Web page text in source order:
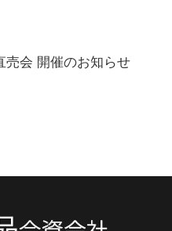
売会 開催のお知らせ